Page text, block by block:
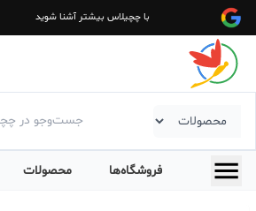
با چچیلاس بیشتر آشنا شوید
فروشگاه‌ها محصولات